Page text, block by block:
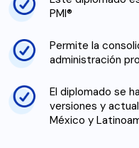
PMI®
Permite la
administración
El diplomado se
versiones y
México y